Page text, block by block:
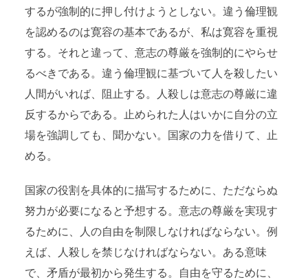
するが強制的に押し付けようとしない。違う倫理観
を認めるのは寛容の基本であるが、私は寛容を重視
する。それと違って、意志の尊厳を強制的にやらせ
るべきである。違う倫理観に基づいて人を殺したい
人間がいれば、阻止する。人殺しは意志の尊厳に違
反するからである。止められた人はいかに自分の立
場を強調しても、聞かない。国家の力を借りて、止
める。
国家の役割を具体的に描写するために、ただならぬ
努力が必要になると予想する。意志の尊厳を実現す
るために、人の自由を制限しなければならない。例
えば、人殺しを禁じなければならない。ある意味
で、矛盾が最初から発生する。自由を守るために、